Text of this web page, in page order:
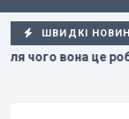
ШВИДКІ
У